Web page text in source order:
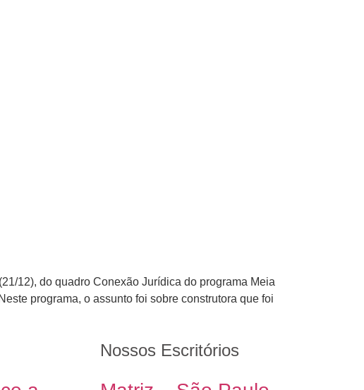
12), do quadro Conexão Jurídica do programa Meia
programa, o assunto foi sobre construtora que foi
Nossos Escritórios